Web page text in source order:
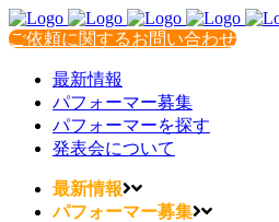
ご依頼に関するお問い合わせ
最新情報
パフォーマー募集
パフォーマーを探す
発表会について
最新情報
パフォーマー募集